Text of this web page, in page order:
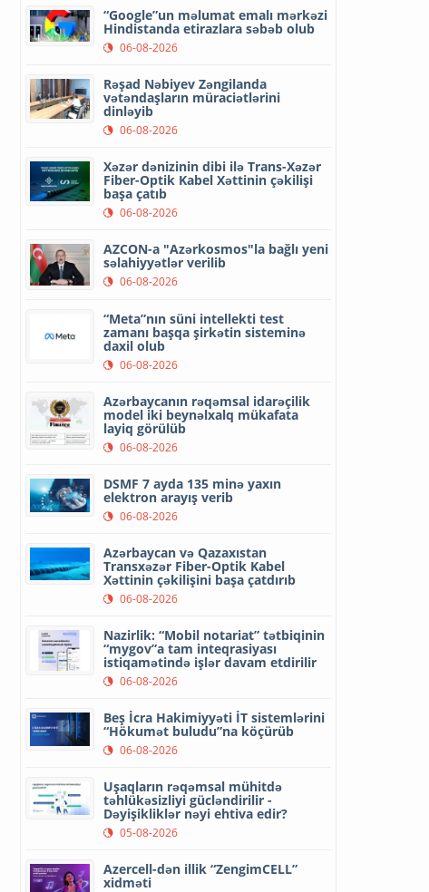
“Google”un məlumat emalı mərkəzi
Hindistanda etirazlara səbəb olub
06-08-2026
Rəşad Nəbiyev Zəngilanda
vətəndaşların müraciətlərini
dinləyib
06-08-2026
Xəzər dənizinin dibi ilə Trans-Xəzər
Fiber-Optik Kabel Xəttinin çəkilişi
başa çatıb
06-08-2026
AZCON-a "Azərkosmos"la bağlı yeni
səlahiyyətlər verilib
06-08-2026
“Meta”nın süni intellekti test
zamanı başqa şirkətin sisteminə
daxil olub
06-08-2026
Azərbaycanın rəqəmsal idarəçilik
model iki beynəlxalq mükafata
layiq görülüb
06-08-2026
DSMF 7 ayda 135 minə yaxın
elektron arayış verib
06-08-2026
Azərbaycan və Qazaxıstan
Transxəzər Fiber-Optik Kabel
Xəttinin çəkilişini başa çatdırıb
06-08-2026
Nazirlik: “Mobil notariat” tətbiqinin
“mygov”a tam inteqrasiyası
istiqamətində işlər davam etdirilir
06-08-2026
Beş İcra Hakimiyyəti İT sistemlərini
“Hökumət buludu”na köçürüb
06-08-2026
Uşaqların rəqəmsal mühitdə
təhlükəsizliyi gücləndirilir -
Dəyişikliklər nəyi ehtiva edir?
05-08-2026
Azercell-dən illik “ZengimCELL”
xidməti